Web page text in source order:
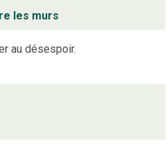
les murs
au désespoir.